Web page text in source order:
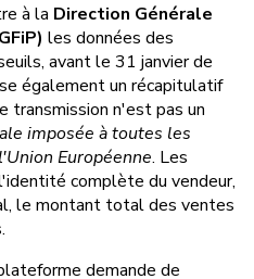
à la Direction Générale
les données des
avant le 31 janvier de
également un récapitulatif
transmission n'est pas un
imposée à toutes les
Européenne. Les
complète du vendeur,
le montant total des ventes
demande de